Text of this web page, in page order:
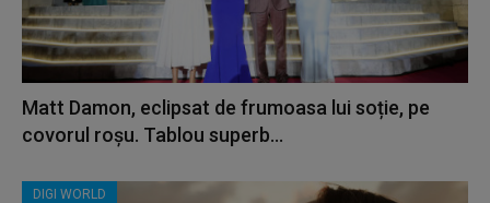
Matt Damon, eclipsat de frumoasa lui soție, pe
covorul roșu. Tablou superb...
DIGI WORLD